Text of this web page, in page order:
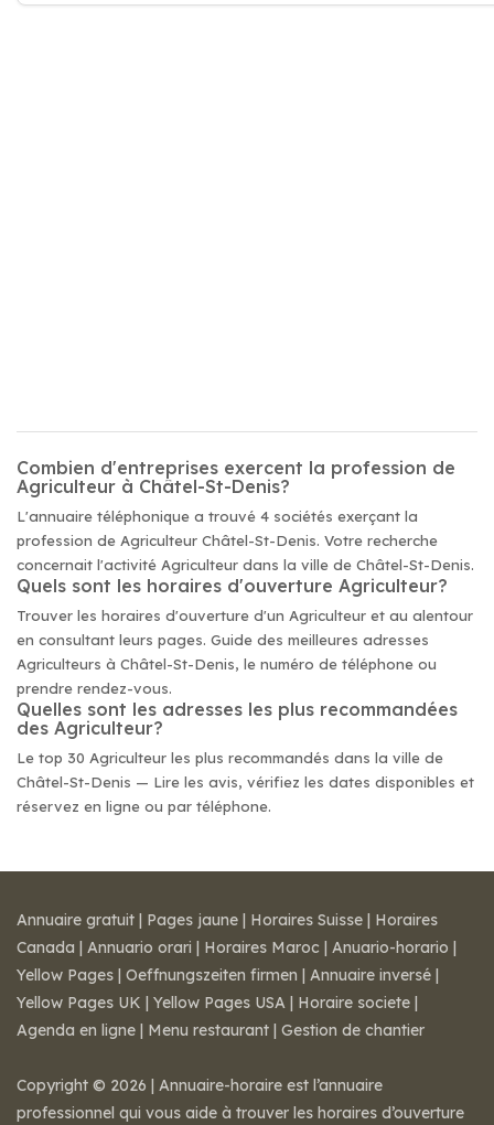
Combien d'entreprises exercent la profession de
Agriculteur à Châtel-St-Denis?
L'annuaire téléphonique a trouvé 4 sociétés exerçant la
profession de Agriculteur Châtel-St-Denis. Votre recherche
concernait l'activité Agriculteur dans la ville de Châtel-St-Denis.
Quels sont les horaires d'ouverture Agriculteur?
Trouver les horaires d'ouverture d'un Agriculteur et au alentour
en consultant leurs pages. Guide des meilleures adresses
Agriculteurs à Châtel-St-Denis, le numéro de téléphone ou
prendre rendez-vous.
Quelles sont les adresses les plus recommandées
des Agriculteur?
Le top 30 Agriculteur les plus recommandés dans la ville de
Châtel-St-Denis — Lire les avis, vérifiez les dates disponibles et
réservez en ligne ou par téléphone.
Annuaire gratuit | Pages jaune | Horaires Suisse | Horaires
Canada | Annuario orari | Horaires Maroc | Anuario-horario |
Yellow Pages | Oeffnungszeiten firmen | Annuaire inversé |
Yellow Pages UK | Yellow Pages USA | Horaire societe |
Agenda en ligne | Menu restaurant | Gestion de chantier
Copyright © 2026 | Annuaire-horaire est l’annuaire
professionnel qui vous aide à trouver les horaires d’ouverture